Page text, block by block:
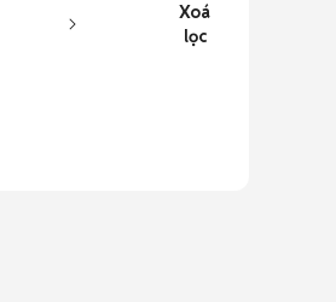
Xoá
lọc